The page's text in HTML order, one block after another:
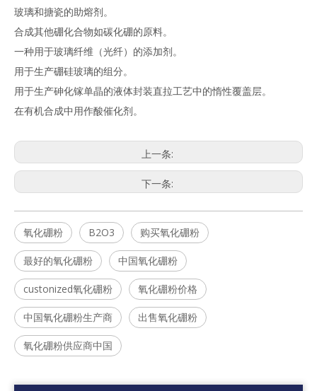
玻璃和搪瓷的助熔剂。
合成其他硼化合物如碳化硼的原料。
一种用于玻璃纤维（光纤）的添加剂。
用于生产硼硅玻璃的组分。
用于生产砷化镓单晶的液体封装直拉工艺中的惰性覆盖层。
在有机合成中用作酸催化剂。
上一条:
下一条:
氧化硼粉 B2O3 购买氧化硼粉
最好的氧化硼粉 中国氧化硼粉
custonized氧化硼粉 氧化硼粉价格
中国氧化硼粉生产商 出售氧化硼粉
氧化硼粉供应商中国